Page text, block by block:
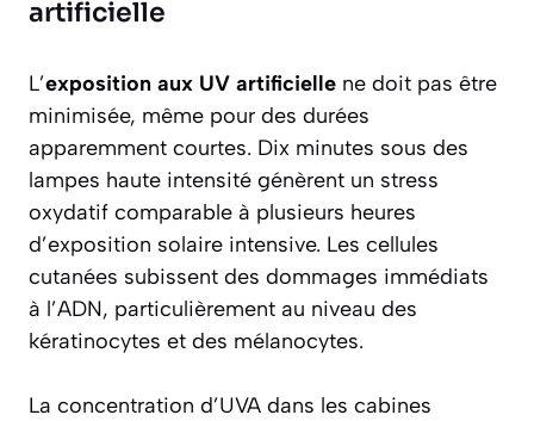
artificielle
L’exposition aux UV artificielle ne doit pas être
minimisée, même pour des durées
apparemment courtes. Dix minutes sous des
lampes haute intensité génèrent un stress
oxydatif comparable à plusieurs heures
d’exposition solaire intensive. Les cellules
cutanées subissent des dommages immédiats
à l’ADN, particulièrement au niveau des
kératinocytes et des mélanocytes.
La concentration d’UVA dans les cabines